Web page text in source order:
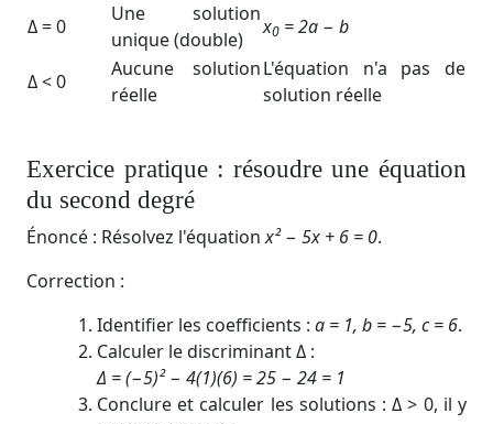
Δ = 0
Une solution
unique (double)
x0 ​ = 2a − b​
Δ < 0
Aucune solution
réelle
L'équation n'a pas de
solution réelle
Exercice pratique : résoudre une équation
du second degré
Énoncé : Résolvez l'équationx² − 5x + 6 = 0.
Correction :
Identifier les coefficients : a = 1, b = −5, c = 6.
Calculer le discriminantΔ :
Δ = (−5)² − 4(1)(6) = 25 − 24 = 1
Conclure et calculer les solutions :Δ > 0, il y